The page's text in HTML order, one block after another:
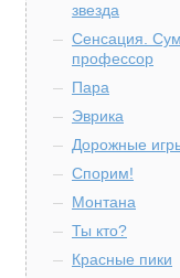
звезда
Сенсация.
профессор
Пара
Эврика
Дорожные
Спорим!
Монтана
Ты кто?
Красные пики